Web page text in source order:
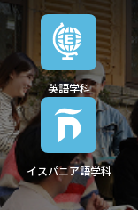
英語学科
イスパニア語学科